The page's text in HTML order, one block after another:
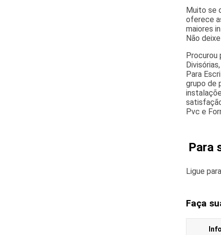
Muito se
oferece
maiores
Não
Procurou
Para
grupo de
Pvc e
Para
Ligue
Faça